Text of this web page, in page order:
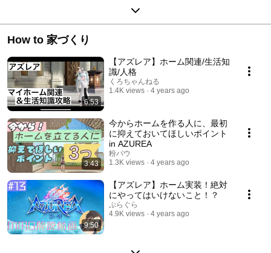
How to 家づくり
6:53
【アズレア】ホーム関連/生活知
識/人格
くろちゃんねる
1.4K views
4 years ago
3:43
今からホームを作る人に、最初
に抑えておいてほしいポイント
in AZUREA
粉パウ
1.3K views
4 years ago
9:50
【アズレア】ホーム実装！絶対
にやってはいけないこと！？
ぷらぐら
4.9K views
4 years ago